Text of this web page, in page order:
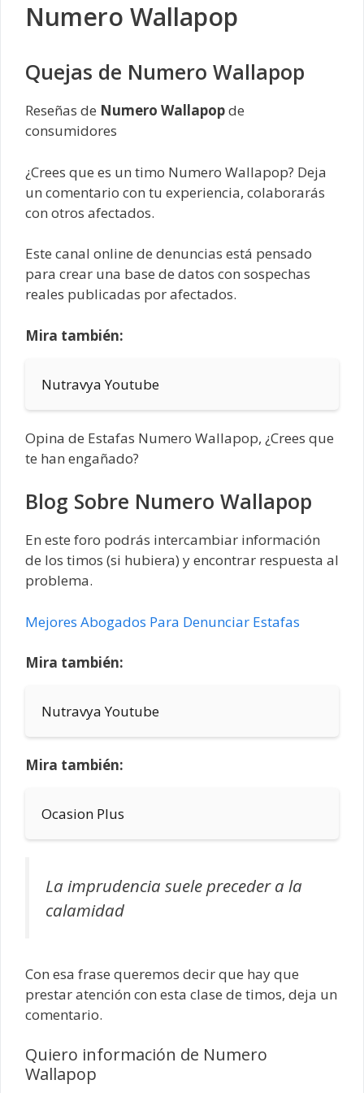
Numero Wallapop
Quejas de Numero Wallapop
Reseñas de Numero Wallapopde
consumidores
¿Crees que es un timo Numero Wallapop? Deja
un comentario con tu experiencia, colaborarás
con otros afectados.
Este canal online de denuncias está pensado
para crear una base de datos con sospechas
reales publicadas por afectados.
Mira también:
Nutravya Youtube
Opina de Estafas Numero Wallapop, ¿Crees que
te han engañado?
Blog Sobre Numero Wallapop
En este foro podrás intercambiar información
de los timos (si hubiera) y encontrar respuesta al
problema.
Mejores Abogados Para Denunciar Estafas
Mira también:
Nutravya Youtube
Mira también:
Ocasion Plus
La imprudencia suele preceder a la
calamidad
Con esa frase queremos decir que hay que
prestar atención con esta clase de timos, deja un
comentario.
Quiero información de Numero
Wallapop